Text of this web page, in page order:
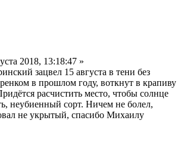
2018, 13:18:47 »
зацвел 15 августа в тени без
в прошлом году, воткнут в крапиву
расчистить место, чтобы солнце
неубиенный сорт. Ничем не болел,
не укрытый, спасибо Михаилу